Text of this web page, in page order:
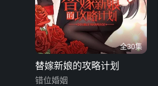
全30集
替嫁新娘的攻略计划
错位婚姻